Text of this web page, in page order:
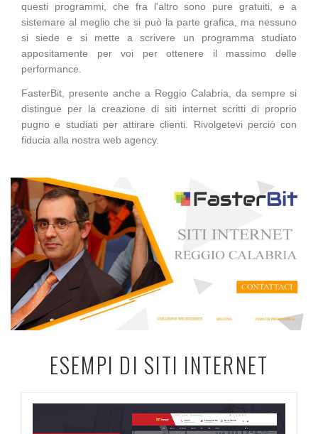
questi programmi, che fra l'altro sono pure gratuiti, e a
sistemare al meglio che si può la parte grafica, ma nessuno
si siede e si mette a scrivere un programma studiato
appositamente per voi per ottenere il massimo delle
performance.
FasterBit, presente anche a Reggio Calabria, da sempre si
distingue per la creazione di siti internet scritti di proprio
pugno e studiati per attirare clienti. Rivolgetevi perciò con
fiducia alla nostra web agency.
ESEMPI DI SITI INTERNET